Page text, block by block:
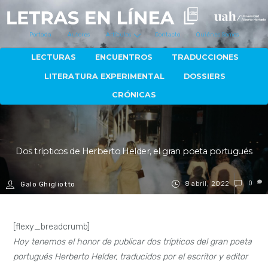
Portada Autores Artículos Contacto Quiénes Somos
LECTURAS ENCUENTROS TRADUCCIONES
LITERATURA EXPERIMENTAL DOSSIERS
CRÓNICAS
8 abril, 2022
Dos trípticos de Herberto Helder, el gran poeta portugués
Galo Ghigliotto 0
[flexy_breadcrumb]
Hoy tenemos el honor de publicar dos trípticos del gran poeta
portugués Herberto Helder, traducidos por el escritor y editor